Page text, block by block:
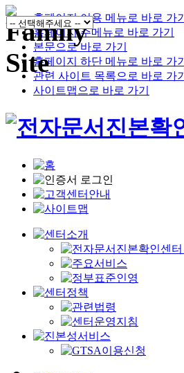
홈페이지 이용 메뉴로 바로 가기
홈페이지 주메뉴로 바로 가기
본문으로 바로 가기
홈페이지 하단 메뉴로 바로 가기
관련 사이트 목록으로 바로 가기
사이트맵으로 바로 가기